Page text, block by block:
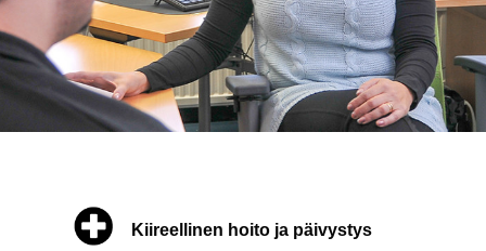
Kiireellinen hoito ja päivystys